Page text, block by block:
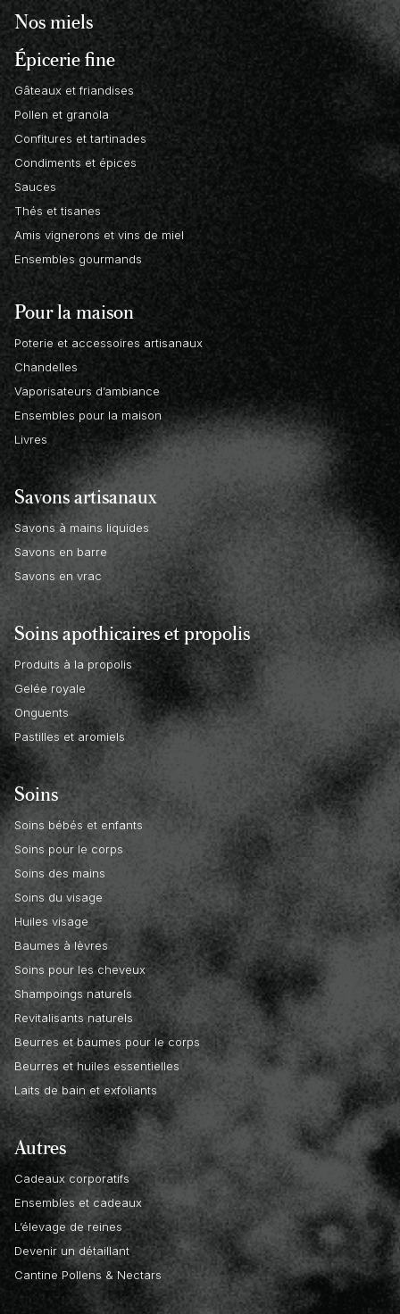
Nos miels
Épicerie fine
Gâteaux et friandises
Pollen et granola
Confitures et tartinades
Condiments et épices
Sauces
Thés et tisanes
Amis vignerons et vins de miel
Ensembles gourmands
Pour la maison
Poterie et accessoires artisanaux
Chandelles
Vaporisateurs d’ambiance
Ensembles pour la maison
Livres
Savons artisanaux
Savons à mains liquides
Savons en barre
Savons en vrac
Soins apothicaires et propolis
Produits à la propolis
Gelée royale
Onguents
Pastilles et aromiels
Soins
Soins bébés et enfants
Soins pour le corps
Soins des mains
Soins du visage
Huiles visage
Baumes à lèvres
Soins pour les cheveux
Shampoings naturels
Revitalisants naturels
Beurres et baumes pour le corps
Beurres et huiles essentielles
Laits de bain et exfoliants
Autres
Cadeaux corporatifs
Ensembles et cadeaux
L’élevage de reines
Devenir un détaillant
Cantine Pollens & Nectars